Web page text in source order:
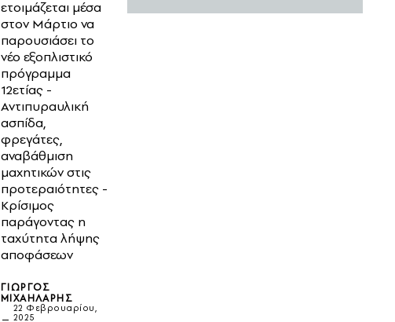
ετοιμάζεται μέσα
στον Μάρτιο να
παρουσιάσει το
νέο εξοπλιστικό
πρόγραμμα
12ετίας -
Αντιπυραυλική
ασπίδα,
φρεγάτες,
αναβάθμιση
μαχητικών στις
προτεραιότητες -
Κρίσιμος
παράγοντας η
ταχύτητα λήψης
αποφάσεων
ΓΙΏΡΓΟΣ
ΜΙΧΑΗΛΆΡΗΣ
22 Φεβρουαρίου,
2025